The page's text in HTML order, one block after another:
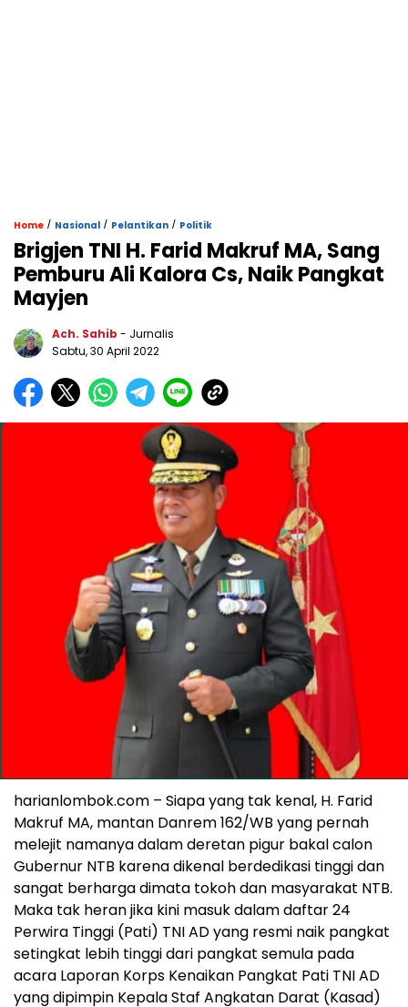
Home / Nasional / Pelantikan / Politik
Brigjen TNI H. Farid Makruf MA, Sang
Pemburu Ali Kalora Cs, Naik Pangkat
Mayjen
Ach. Sahib - Jurnalis
Sabtu, 30 April 2022
harianlombok.com – Siapa yang tak kenal, H. Farid
Makruf MA, mantan Danrem 162/WB yang pernah
melejit namanya dalam deretan pigur bakal calon
Gubernur NTB karena dikenal berdedikasi tinggi dan
sangat berharga dimata tokoh dan masyarakat NTB.
Maka tak heran jika kini masuk dalam daftar 24
Perwira Tinggi (Pati) TNI AD yang resmi naik pangkat
setingkat lebih tinggi dari pangkat semula pada
acara Laporan Korps Kenaikan Pangkat Pati TNI AD
yang dipimpin Kepala Staf Angkatan Darat (Kasad)